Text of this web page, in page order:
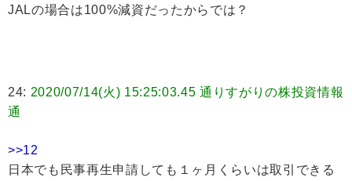
JALの場合は100%減資だったからでは？
24: 2020/07/14(火) 15:25:03.45 通りすがりの株投資情報
通
>>12
日本でも民事再生申請しても１ヶ月くらいは取引できる